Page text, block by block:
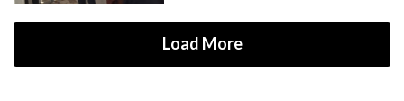
Load More